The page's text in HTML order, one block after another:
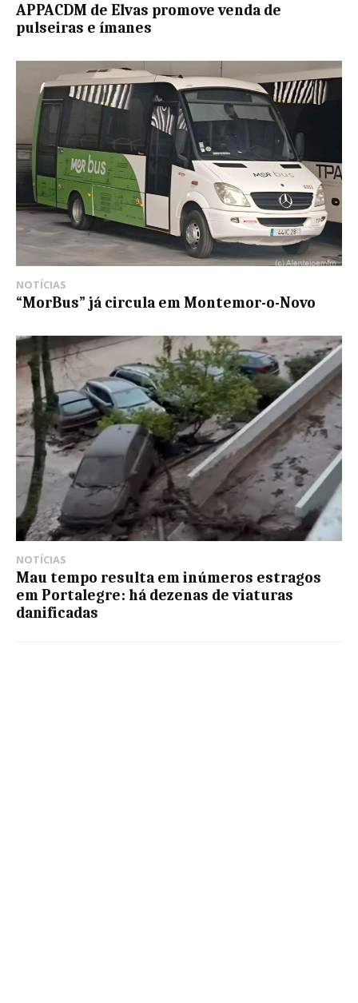
APPACDM de Elvas promove venda de
pulseiras e ímanes
NOTÍCIAS
“MorBus” já circula em Montemor-o-Novo
NOTÍCIAS
Mau tempo resulta em inúmeros estragos
em Portalegre: há dezenas de viaturas
danificadas